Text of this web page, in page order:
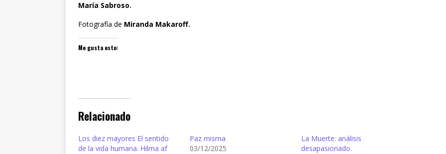
María Sabroso.
Fotografía de Miranda Makaroff.
Me gusta esto:
Relacionado
Los diez mayores El sentido
de la vida humana. Hilma af
Paz misma
03/12/2025
La Muerte: análisis
desapasionado.